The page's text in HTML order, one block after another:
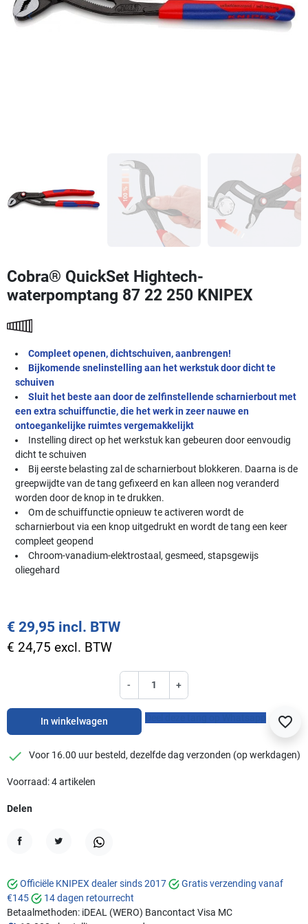
Vorige
keyboard_arrow_left keyboard_arrow_right
Cobra® QuickSet Hightech-
waterpomptang 87 22 250 KNIPEX
Compleet openen, dichtschuiven, aanbrengen!
Bijkomende snelinstelling aan het werkstuk door dicht te
schuiven
Sluit het beste aan door de zelfinstellende scharnierbout met
een extra schuiffunctie, die het werk in zeer nauwe en
ontoegankelijke ruimtes vergemakkelijkt
Instelling direct op het werkstuk kan gebeuren door eenvoudig
dicht te schuiven
Bij eerste belasting zal de scharnierbout blokkeren. Daarna is de
greepwijdte van de tang gefixeerd en kan alleen nog veranderd
worden door de knop in te drukken.
Om de schuiffunctie opnieuw te activeren wordt de
scharnierbout via een knop uitgedrukt en wordt de tang een keer
compleet geopend
Chroom-vanadium-elektrostaal, gesmeed, stapsgewijs
oliegehard
€ 29,95 incl. BTW
€ 24,75 excl. BTW
- +
In winkelwagen favorite_border
checkmark
Voor 16.00 uur besteld, dezelfde dag verzonden (op werkdagen)
Voorraad: 4 artikelen
Delen
Officiële KNIPEX dealer sinds 2017
Gratis verzending vanaf
€145
14 dagen retourrecht
Betaalmethoden: iDEAL (WERO) Bancontact Visa MC